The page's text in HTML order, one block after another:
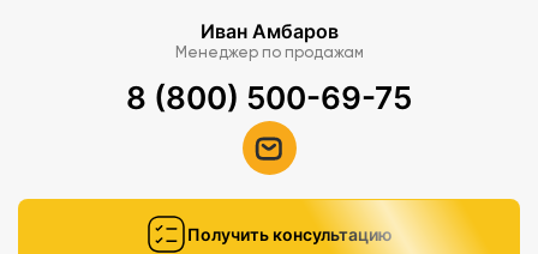
Иван Амбаров
Менеджер по продажам
8 (800) 500-69-75
Получить консультацию